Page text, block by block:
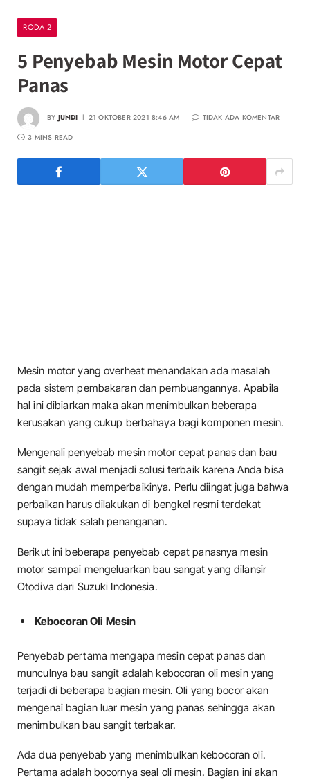
RODA 2
5 Penyebab Mesin Motor Cepat
Panas
BY JUNDI 21 OKTOBER 2021 8:46 AM
TIDAK ADA KOMENTAR
3 MINS READ
Mesin motor yang overheat menandakan ada masalah
pada sistem pembakaran dan pembuangannya. Apabila
hal ini dibiarkan maka akan menimbulkan beberapa
kerusakan yang cukup berbahaya bagi komponen mesin.
Mengenali penyebab mesin motor cepat panas dan bau
sangit sejak awal menjadi solusi terbaik karena Anda bisa
dengan mudah memperbaikinya. Perlu diingat juga bahwa
perbaikan harus dilakukan di bengkel resmi terdekat
supaya tidak salah penanganan.
Berikut ini beberapa penyebab cepat panasnya mesin
motor sampai mengeluarkan bau sangat yang dilansir
Otodiva dari Suzuki Indonesia.
Kebocoran Oli Mesin
Penyebab pertama mengapa mesin cepat panas dan
munculnya bau sangit adalah kebocoran oli mesin yang
terjadi di beberapa bagian mesin. Oli yang bocor akan
mengenai bagian luar mesin yang panas sehingga akan
menimbulkan bau sangit terbakar.
Ada dua penyebab yang menimbulkan kebocoran oli.
Pertama adalah bocornya seal oli mesin. Bagian ini akan